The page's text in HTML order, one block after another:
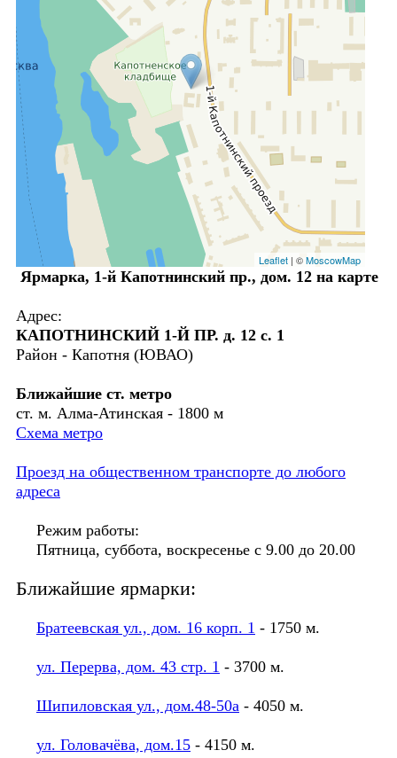
Leaflet| ©MoscowMap
Ярмарка, 1-й Капотнинский пр., дом. 12 на карте
Адрес:
КАПОТНИНСКИЙ 1-Й ПР. д. 12 с. 1
Район - Капотня (ЮВАО)
Ближайшие ст. метро
ст. м. Алма-Атинская - 1800 м
Схема метро
Проезд на общественном транспорте до любого
адреса
Режим работы:
Пятница, суббота, воскресенье с 9.00 до 20.00
Ближайшие ярмарки:
Братеевская ул., дом. 16 корп. 1 - 1750 м.
ул. Перерва, дом. 43 стр. 1 - 3700 м.
Шипиловская ул., дом.48-50а - 4050 м.
ул. Головачёва, дом.15 - 4150 м.